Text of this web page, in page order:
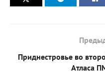
Приднестровье во
Атласа